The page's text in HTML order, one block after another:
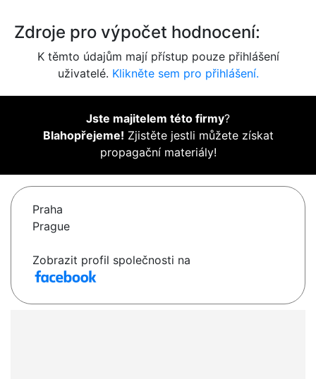
Zdroje pro výpočet hodnocení:
K těmto údajům mají přístup pouze přihlášení
uživatelé. Klikněte sem pro přihlášení.
Jste majitelem této firmy?
Blahopřejeme! Zjistěte jestli můžete získat
propagační materiály!
Praha
Prague
Zobrazit profil společnosti na